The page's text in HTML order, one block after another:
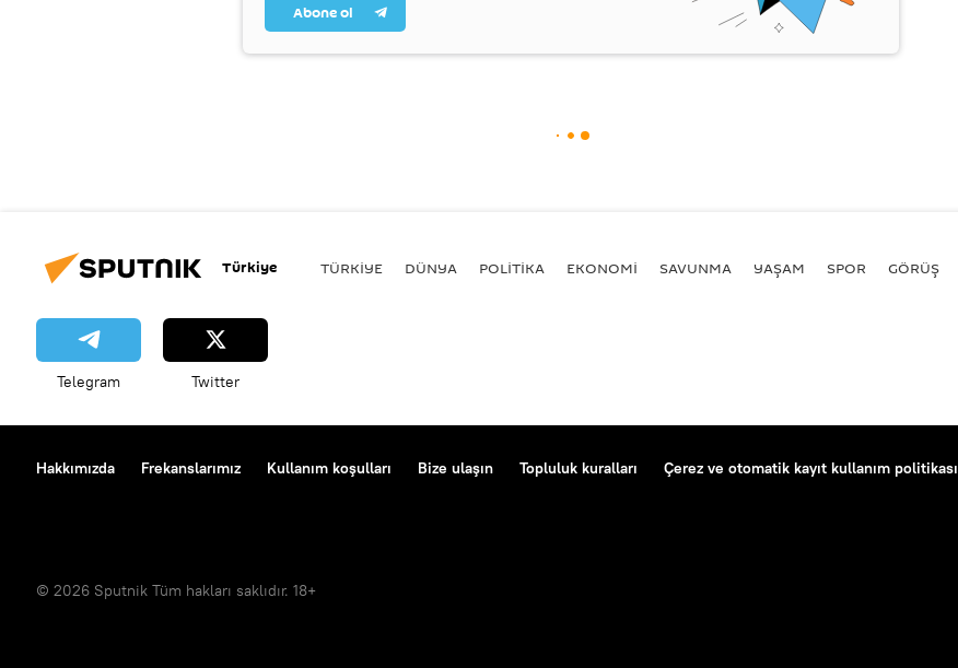
Abone ol
Türkiye TÜRKIYE DÜNYA POLİTİKA EKONOMİ SAVUNMA YAŞAM SPOR GÖRÜŞ
Telegram Twitter
Hakkımızda Frekanslarımız Kullanım koşulları Bize ulaşın Topluluk kuralları Çerez ve otomatik kayıt kullanım politikası
© 2026 Sputnik Tüm hakları saklıdır. 18+